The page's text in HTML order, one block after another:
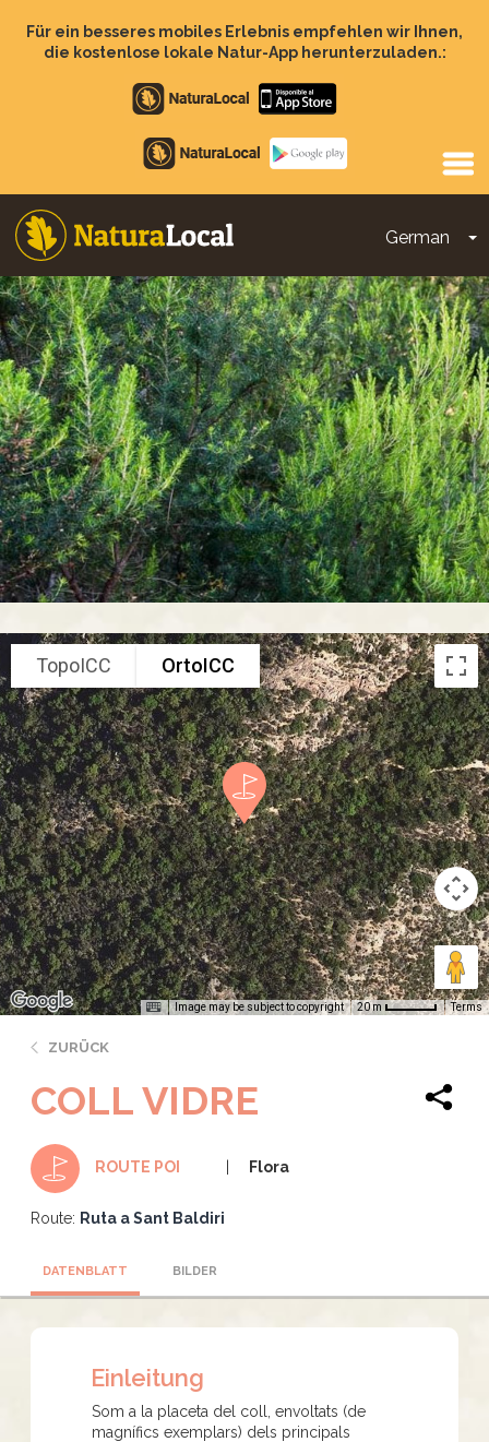
zumFür ein besseres mobiles Erlebnis empfehlen wir Ihnen,
die kostenlose lokale Natur-App herunterzuladen.:
Apple
store
Google
Play
German
Main
navigation
TopoICC OrtoICC
Image may be subject to copyright 20 m Terms
ZURÜCK
COLL VIDRE
ROUTE POI Flora
Route: Ruta a Sant Baldiri
DATENBLATT BILDER
Einleitung
Som a la placeta del coll, envoltats (de
magnífics exemplars) dels principals